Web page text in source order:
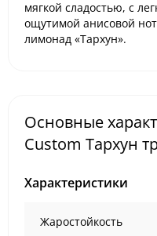
мягкой сладостью, с
ощутимой анисовой
лимонад «Тархун».
Основные
Custom Тархун
Характеристики
Жаростойкость